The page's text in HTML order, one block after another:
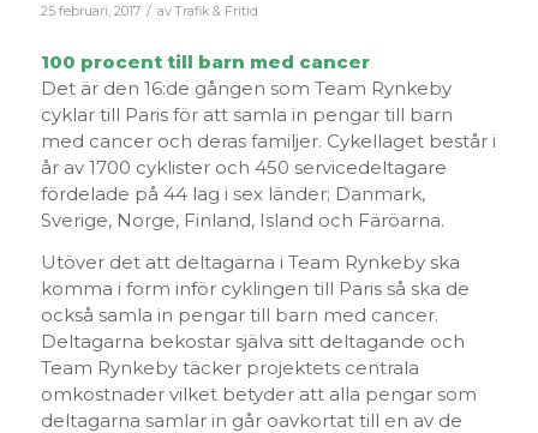
25 februari, 2017 / avTrafik & Fritid
100 procent till barn med cancer
Det är den 16:de gången som Team Rynkeby
cyklar till Paris för att samla in pengar till barn
med cancer och deras familjer. Cykellaget består i
år av 1700 cyklister och 450 servicedeltagare
fördelade på 44 lag i sex länder; Danmark,
Sverige, Norge, Finland, Island och Färöarna.
Utöver det att deltagarna i Team Rynkeby ska
komma i form inför cyklingen till Paris så ska de
också samla in pengar till barn med cancer.
Deltagarna bekostar själva sitt deltagande och
Team Rynkeby täcker projektets centrala
omkostnader vilket betyder att alla pengar som
deltagarna samlar in går oavkortat till en av de